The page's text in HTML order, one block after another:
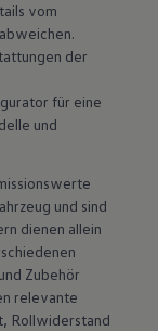
vom
der
für eine
und
und sind
dienen allein
Zubehör
relevante
Rollwiderstand